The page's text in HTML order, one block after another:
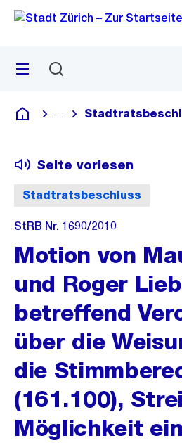
Navigation
Sprunglink
Menü
Deutsch
Blende alle Breadcrumbs ein
Stadtratsbeschluss
Seite vorlesen
StRB Nr. 1690/2010
Motion von
und Roger
betreffend
über die
die
(161.100),
Möglichkeit